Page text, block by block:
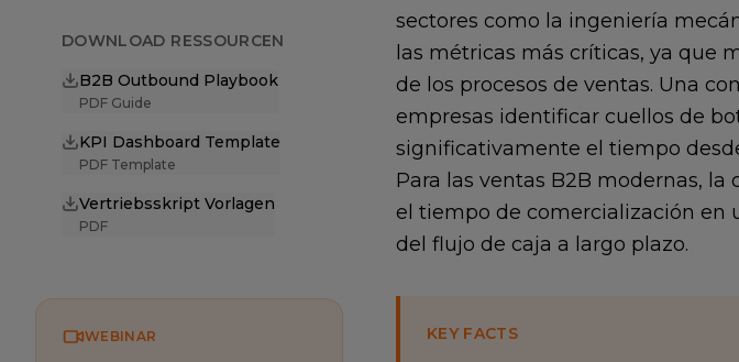
DOWNLOAD RESSOURCEN
B2B Outbound Playbook
PDF Guide
KPI Dashboard Template
PDF Template
Vertriebsskript Vorlagen
PDF
WEBINAR
sectores como la ingeniería
las métricas más críticas, ya que
de los procesos de ventas. Una
empresas identificar cuellos de
significativamente el tiempo
Para las ventas B2B modernas,
el tiempo de comercialización en
del flujo de caja a largo plazo.
KEY FACTS